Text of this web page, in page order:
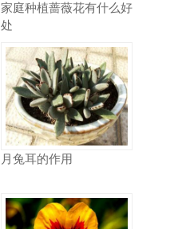
家庭种植蔷薇花有什么好
处
月兔耳的作用